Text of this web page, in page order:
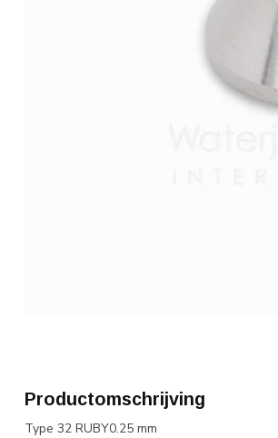
Productomschrijving
Type 32 RUBY0.25 mm